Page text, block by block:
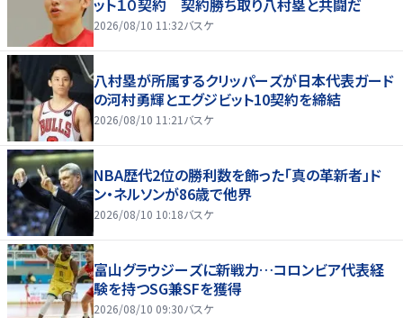
ット１０契約 契約勝ち取り八村塁と共闘だ
2026/08/10 11:32バスケ
八村塁が所属するクリッパーズが日本代表ガード
の河村勇輝とエグジビット10契約を締結
2026/08/10 11:21 バスケ
NBA歴代2位の勝利数を飾った「真の革新者」ド
ン・ネルソンが86歳で他界
2026/08/10 10:18バスケ
富山グラウジーズに新戦力…コロンビア代表経
験を持つSG兼SFを獲得
2026/08/10 09:30バスケ